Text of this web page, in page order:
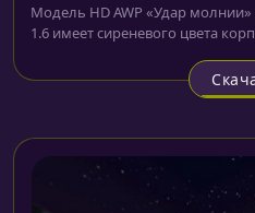
Модель HD AWP «Удар
1.6 имеет сиреневого цвета